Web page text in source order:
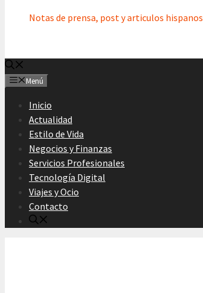
Notas de prensa, post y articulos hispanos
Menú
Inicio
Actualidad
Estilo de Vida
Negocios y Finanzas
Servicios Profesionales
Tecnología Digital
Viajes y Ocio
Contacto